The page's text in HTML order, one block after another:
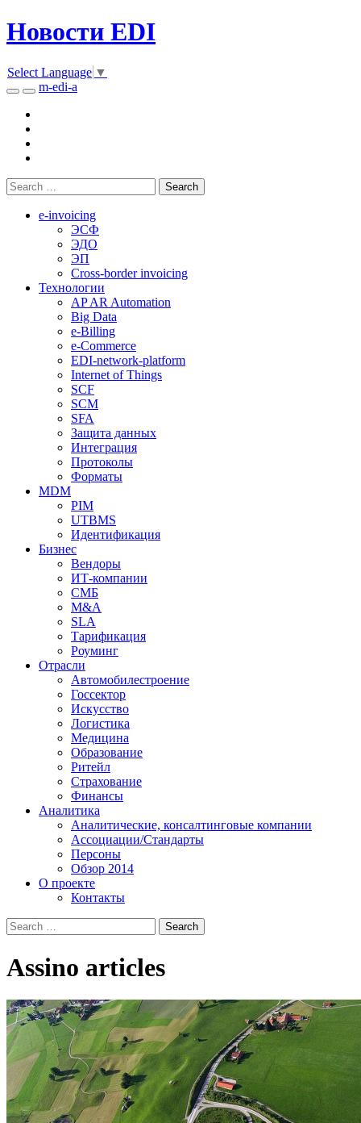
Новости EDI
Select Language ▼
m-edi-a
e-invoicing
ЭСФ
ЭДО
ЭП
Cross-border invoicing
Технологии
AP AR Automation
Big Data
e-Billing
e-Commerce
EDI-network-platform
Internet of Things
SCF
SCM
SFA
Защита данных
Интеграция
Протоколы
Форматы
MDM
PIM
UTBMS
Идентификация
Бизнес
Вендоры
ИТ-компании
СМБ
M&A
SLA
Тарификация
Роуминг
Отрасли
Автомобилестроение
Госсектор
Искусство
Логистика
Медицина
Образование
Ритейл
Страхование
Финансы
Аналитика
Аналитические, консалтинговые компании
Ассоциации/Стандарты
Персоны
Обзор 2014
О проекте
Контакты
Assino articles